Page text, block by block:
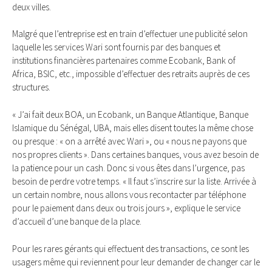
deux villes.
Malgré que l’entreprise est en train d’effectuer une publicité selon
laquelle les services Wari sont fournis par des banques et
institutions financières partenaires comme Ecobank, Bank of
Africa, BSIC, etc., impossible d’effectuer des retraits auprès de ces
structures.
« J’ai fait deux BOA, un Ecobank, un Banque Atlantique, Banque
Islamique du Sénégal, UBA, mais elles disent toutes la même chose
ou presque : « on a arrêté avec Wari », ou « nous ne payons que
nos propres clients ». Dans certaines banques, vous avez besoin de
la patience pour un cash. Donc si vous êtes dans l’urgence, pas
besoin de perdre votre temps. « Il faut s’inscrire sur la liste. Arrivée à
un certain nombre, nous allons vous recontacter par téléphone
pour le paiement dans deux ou trois jours », explique le service
d’accueil d’une banque de la place.
Pour les rares gérants qui effectuent des transactions, ce sont les
usagers même qui reviennent pour leur demander de changer car le